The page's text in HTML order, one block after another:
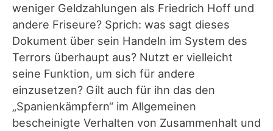
weniger Geldzahlungen als Friedrich Hoff und
andere Friseure? Sprich: was sagt dieses
Dokument über sein Handeln im System des
Terrors überhaupt aus? Nutzt er vielleicht
seine Funktion, um sich für andere
einzusetzen? Gilt auch für ihn das den
„Spanienkämpfern“ im Allgemeinen
bescheinigte Verhalten von Zusammenhalt und